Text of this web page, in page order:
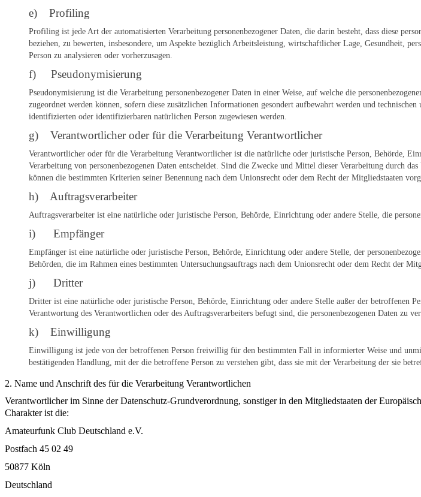
e) Profiling
Profiling ist jede Art der automatisierten Verarbeitung personenbezogener Daten, die darin besteht, dass diese
beziehen, zu bewerten, insbesondere, um Aspekte bezüglich Arbeitsleistung, wirtschaftlicher Lage, Gesundheit,
Person zu analysieren oder vorherzusagen.
f) Pseudonymisierung
Pseudonymisierung ist die Verarbeitung personenbezogener Daten in einer Weise, auf welche die
zugeordnet werden können, sofern diese zusätzlichen Informationen gesondert aufbewahrt werden und
identifizierten oder identifizierbaren natürlichen Person zugewiesen werden.
g) Verantwortlicher oder für die Verarbeitung Verantwortlicher
Verantwortlicher oder für die Verarbeitung Verantwortlicher ist die natürliche oder juristische Person, Behörde,
Verarbeitung von personenbezogenen Daten entscheidet. Sind die Zwecke und Mittel dieser Verarbeitung durch
können die bestimmten Kriterien seiner Benennung nach dem Unionsrecht oder dem Recht der Mitgliedstaaten
h) Auftragsverarbeiter
Auftragsverarbeiter ist eine natürliche oder juristische Person, Behörde, Einrichtung oder andere Stelle, die
i) Empfänger
Empfänger ist eine natürliche oder juristische Person, Behörde, Einrichtung oder andere Stelle, der
Behörden, die im Rahmen eines bestimmten Untersuchungsauftrags nach dem Unionsrecht oder dem Recht der
j) Dritter
Dritter ist eine natürliche oder juristische Person, Behörde, Einrichtung oder andere Stelle außer der betroffenen
Verantwortung des Verantwortlichen oder des Auftragsverarbeiters befugt sind, die personenbezogenen Daten zu
k) Einwilligung
Einwilligung ist jede von der betroffenen Person freiwillig für den bestimmten Fall in informierter Weise und
bestätigenden Handlung, mit der die betroffene Person zu verstehen gibt, dass sie mit der Verarbeitung der sie
2. Name und Anschrift des für die Verarbeitung Verantwortlichen
Verantwortlicher im Sinne der Datenschutz-Grundverordnung, sonstiger in den Mitgliedstaaten der
Charakter ist die:
Amateurfunk Club Deutschland e.V.
Postfach 45 02 49
50877 Köln
Deutschland